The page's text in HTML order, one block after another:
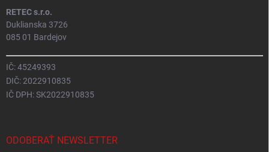
RETEC s.r.o.
Duklianska 3726
085 01 Bardejov
IČ: 45249393
DIČ: 2022910835
IČ DPH: SK2022910835
ODOBERAŤ NEWSLETTER